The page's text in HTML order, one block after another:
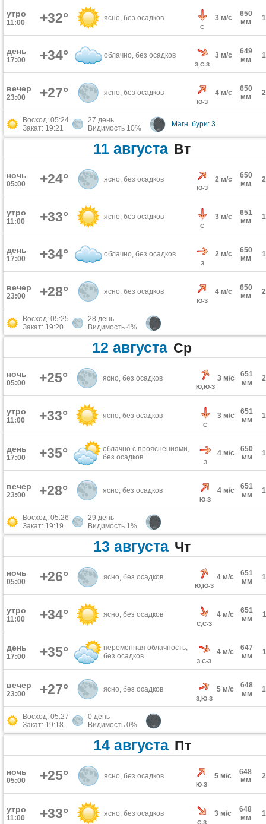
утро
11:00 +32° ясно, без осадков
С
3 м/с
650
мм
день
17:00 +34° облачно, без осадков
З,С-З
3 м/с
649
мм
вечер
23:00 +27° ясно, без осадков
Ю-З
4 м/с
650
мм
Восход: 05:24
Закат: 19:21
27 день
Видимость 10%
Магн. бури: 3
11 августа Вт
ночь
05:00 +24° ясно, без осадков
Ю-З
2 м/с
650
мм
утро
11:00 +33° ясно, без осадков
С
3 м/с
651
мм
день
17:00 +34° облачно, без осадков
З
2 м/с
650
мм
вечер
23:00 +28° ясно, без осадков
Ю-З
4 м/с
650
мм
Восход: 05:25
Закат: 19:20
28 день
Видимость 4%
12 августа Ср
ночь
05:00 +25° ясно, без осадков
Ю,Ю-З
3 м/с
651
мм
утро
11:00 +33° ясно, без осадков
С
3 м/с
651
мм
день
17:00 +35°
облачно с прояснениями,
без осадков
З
4 м/с
650
мм
вечер
23:00 +28° ясно, без осадков
Ю-З
4 м/с
651
мм
Восход: 05:26
Закат: 19:19
29 день
Видимость 1%
13 августа Чт
ночь
05:00 +26° ясно, без осадков
Ю,Ю-З
4 м/с
651
мм
утро
11:00 +34° ясно, без осадков
С,С-З
4 м/с
651
мм
день
17:00 +35°
переменная облачность,
без осадков
З,С-З
4 м/с
647
мм
вечер
23:00 +27° ясно, без осадков
З,Ю-З
5 м/с
648
мм
Восход: 05:27
Закат: 19:18
0 день
Видимость 0%
14 августа Пт
ночь
05:00 +25° ясно, без осадков
Ю-З
5 м/с
648
мм
утро
11:00 +33° ясно, без осадков
С-З
3 м/с
648
мм